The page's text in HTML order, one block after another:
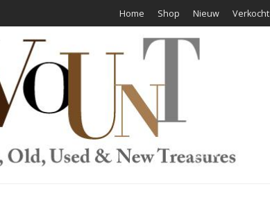
Home Shop Nieuw Verkocht